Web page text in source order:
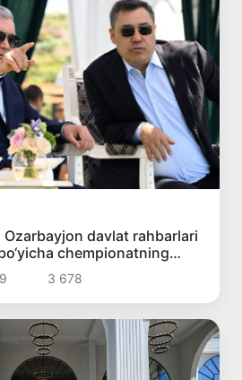
davlat rahbarlari
chempionatning
etdilar3 678